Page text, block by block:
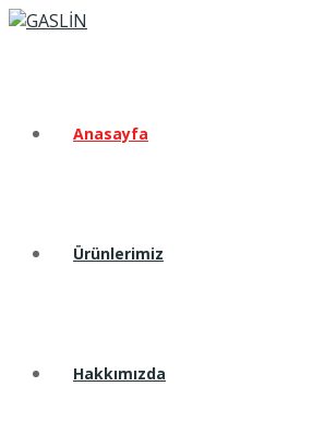
Anasayfa
Ürünlerimiz
Hakkımızda